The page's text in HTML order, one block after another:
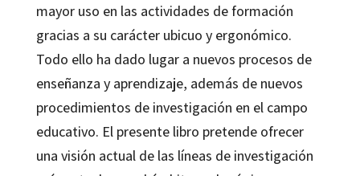
mayor uso en las actividades de formación
gracias a su carácter ubicuo y ergonómico.
Todo ello ha dado lugar a nuevos procesos de
enseñanza y aprendizaje, además de nuevos
procedimientos de investigación en el campo
educativo. El presente libro pretende ofrecer
una visión actual de las líneas de investigación